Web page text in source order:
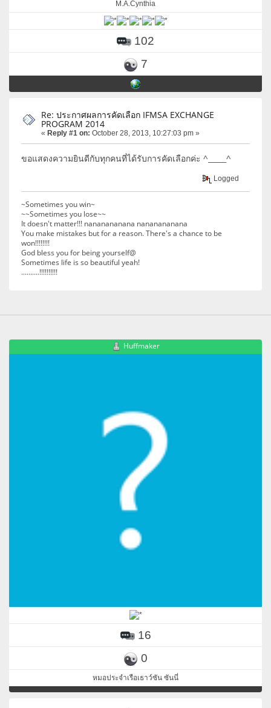
M.A.Cynthia
102
7
Re: ประกาศผลการคัดเลือก IFMSA EXCHANGE
PROGRAM 2014
« Reply #1 on: October 28, 2013, 10:27:03 pm »
ขอแสดงความยินดีกับทุกคนที่ได้รับการคัดเลือกค่ะ ^_____^
Logged
~Sometimes you win~
~~Sometimes you lose~~
It doesn't matter!!! nananananana nananananana
You make mistakes but for a reason. There's a chance to be
won!!!!!!!!
God bless you for being yourself@
Sometimes life is so beautiful yeah!
..........!!!!!!!!!!
Huffmaker
16
0
หมอประจำเรือเธาว์ซัน ซันนี่